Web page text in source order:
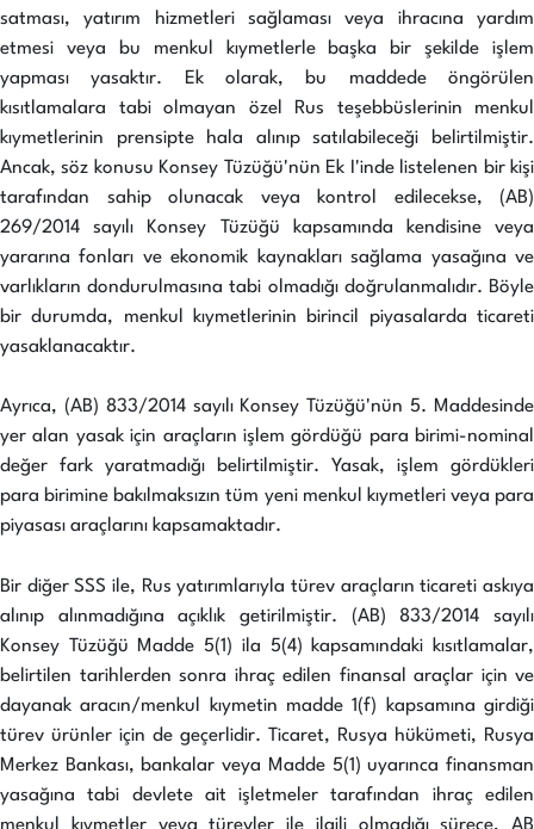
satması, yatırım hizmetleri sağlaması veya ihracına yardım
etmesi veya bu menkul kıymetlerle başka bir şekilde işlem
yapması yasaktır. Ek olarak, bu maddede öngörülen
kısıtlamalara tabi olmayan özel Rus teşebbüslerinin menkul
kıymetlerinin prensipte hala alınıp satılabileceği belirtilmiştir.
Ancak, söz konusu Konsey Tüzüğü'nün Ek I'inde listelenen bir kişi
tarafından sahip olunacak veya kontrol edilecekse, (AB)
269/2014 sayılı Konsey Tüzüğü kapsamında kendisine veya
yararına fonları ve ekonomik kaynakları sağlama yasağına ve
varlıkların dondurulmasına tabi olmadığı doğrulanmalıdır. Böyle
bir durumda, menkul kıymetlerinin birincil piyasalarda ticareti
yasaklanacaktır.
Ayrıca, (AB) 833/2014 sayılı Konsey Tüzüğü'nün 5. Maddesinde
yer alan yasak için araçların işlem gördüğü para birimi-nominal
değer fark yaratmadığı belirtilmiştir. Yasak, işlem gördükleri
para birimine bakılmaksızın tüm yeni menkul kıymetleri veya para
piyasası araçlarını kapsamaktadır.
Bir diğer SSS ile, Rus yatırımlarıyla türev araçların ticareti askıya
alınıp alınmadığına açıklık getirilmiştir. (AB) 833/2014 sayılı
Konsey Tüzüğü Madde 5(1) ila 5(4) kapsamındaki kısıtlamalar,
belirtilen tarihlerden sonra ihraç edilen finansal araçlar için ve
dayanak aracın/menkul kıymetin madde 1(f) kapsamına girdiği
türev ürünler için de geçerlidir. Ticaret, Rusya hükümeti, Rusya
Merkez Bankası, bankalar veya Madde 5(1) uyarınca finansman
yasağına tabi devlete ait işletmeler tarafından ihraç edilen
menkul kıymetler veya türevler ile ilgili olmadığı sürece, AB